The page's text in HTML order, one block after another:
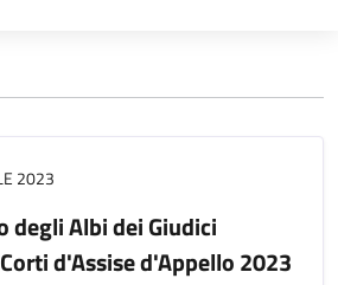
2023
degli Albi dei Giudici
d'Assise d'Appello 2023